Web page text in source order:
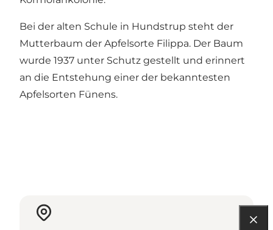
Bei der alten Schule in Hundstrup steht der
Mutterbaum der Apfelsorte Filippa. Der Baum
wurde 1937 unter Schutz gestellt und erinnert
an die Entstehung einer der bekanntesten
Apfelsorten Fünens.